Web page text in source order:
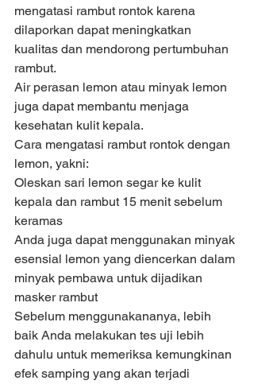
mengatasi rambut rontok karena
dilaporkan dapat meningkatkan
kualitas dan mendorong pertumbuhan
rambut.
Air perasan lemon atau minyak lemon
juga dapat membantu menjaga
kesehatan kulit kepala.
Cara mengatasi rambut rontok dengan
lemon, yakni:
Oleskan sari lemon segar ke kulit
kepala dan rambut 15 menit sebelum
keramas
Anda juga dapat menggunakan minyak
esensial lemon yang diencerkan dalam
minyak pembawa untuk dijadikan
masker rambut
Sebelum menggunakananya, lebih
baik Anda melakukan tes uji lebih
dahulu untuk memeriksa kemungkinan
efek samping yang akan terjadi